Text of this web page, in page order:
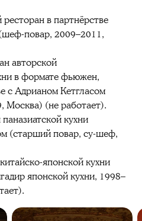
в партнёрстве
повар, 2009–2011,
авторской
в формате фьюжен,
с Адрианом Кетгласом
(не работает).
кухни
(старший повар, су-шеф,
японской кухни
японской кухни, 1998–